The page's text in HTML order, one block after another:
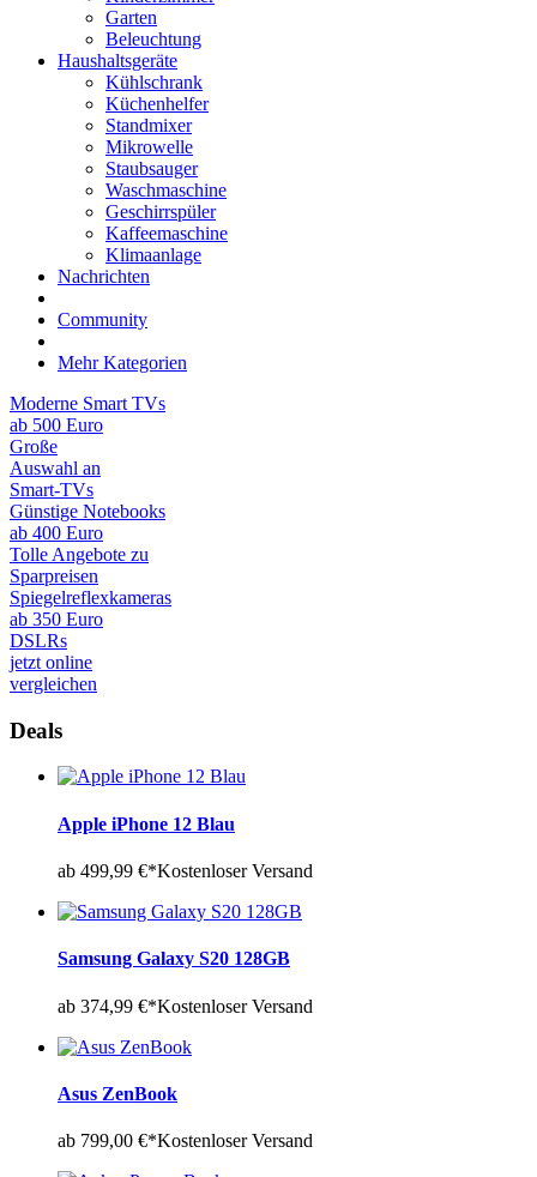
Garten
Beleuchtung
Haushaltsgeräte
Kühlschrank
Küchenhelfer
Standmixer
Mikrowelle
Staubsauger
Waschmaschine
Geschirrspüler
Kaffeemaschine
Klimaanlage
Nachrichten
Community
Mehr Kategorien
Moderne Smart TVs
ab 500 Euro
Große
Auswahl an
Smart-TVs
Günstige Notebooks
ab 400 Euro
Tolle Angebote zu
Sparpreisen
Spiegelreflexkameras
ab 350 Euro
DSLRs
jetzt online
vergleichen
Deals
Apple iPhone 12 Blau
ab 499,99 €*Kostenloser Versand
Samsung Galaxy S20 128GB
ab 374,99 €*Kostenloser Versand
Asus ZenBook
ab 799,00 €*Kostenloser Versand